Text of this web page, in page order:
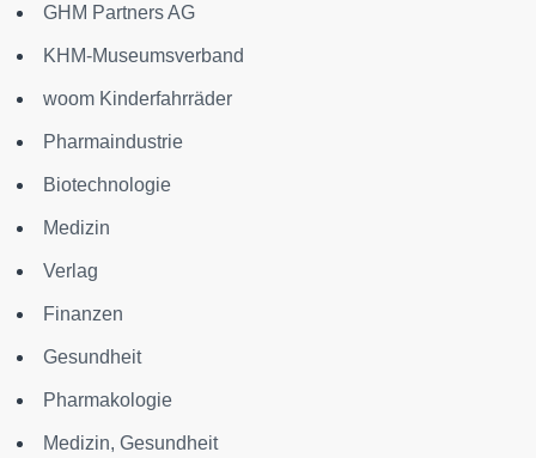
GHM Partners AG
KHM-Museumsverband
woom Kinderfahrräder
Pharmaindustrie
Biotechnologie
Medizin
Verlag
Finanzen
Gesundheit
Pharmakologie
Medizin, Gesundheit